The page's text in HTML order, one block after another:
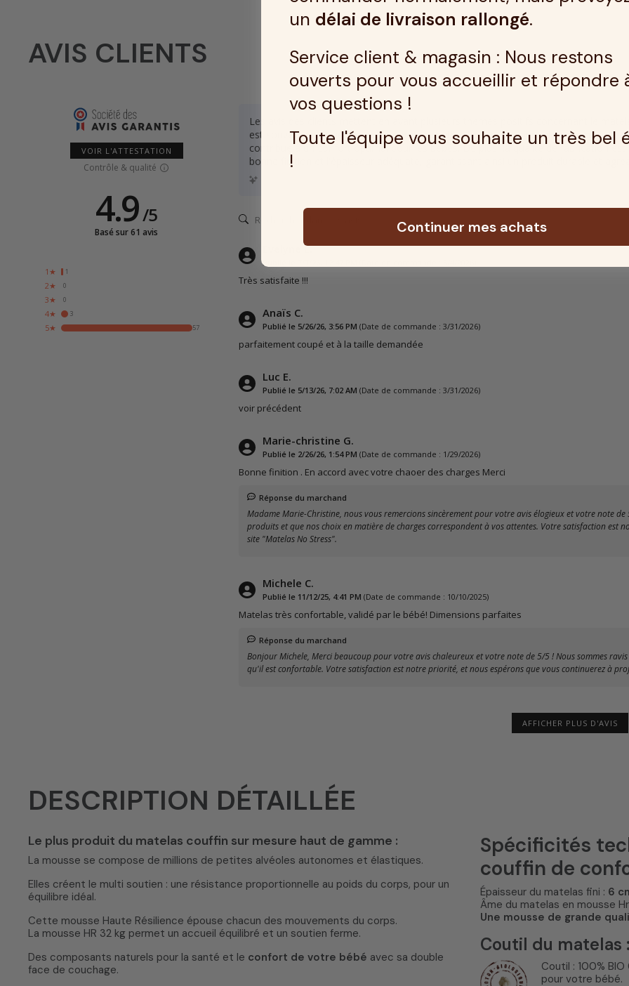
AVIS CLIENTS
VOIR L'ATTESTATION
Contrôle & qualité
1
1★
0
2★
0
3★
3
4★
57
5★
4.9/5
Basé sur 61 avis
Les avis des clients mettent en avant plusieurs thèmes positifs concernant le
est souvent soulignée, avec de nombreux utilisateurs mentionnant que le
contribue à un confort optimal pour les bébés. De plus, la qualité de fabrication
bonne finition et l'épaisseur adéquate, garantissant ainsi un produit durable et
Evelyne E.
Publié le 7/7/26, 12:47 PM
Très satisfaite !!!
Anaïs C.
Publié le 5/26/26, 3:56 PM (Date de commande : 3/31/2026)
parfaitement coupé et à la taille demandée
Luc E.
Publié le 5/13/26, 7:02 AM (Date de commande : 3/31/2026)
voir précédent
Marie-christine G.
Publié le 2/26/26, 1:54 PM (Date de commande : 1/29/2026)
Bonne finition . En accord avec votre chaoer des charges Merci
Réponse du marchand
Madame Marie-Christine, nous vous remercions sincèrement pour votre avis élogieux et votre note
produits et que nos choix en matière de charges correspondent à vos attentes. Votre satisfaction
site "Matelas No Stress".
Michele C.
Publié le 11/12/25, 4:41 PM (Date de commande : 10/10/2025)
Matelas très confortable, validé par le bébé! Dimensions parfaites
Réponse du marchand
Bonjour Michele, Merci beaucoup pour votre avis chaleureux et votre note de 5/5 ! Nous sommes
qu'il est confortable. Votre satisfaction est notre priorité, et nous espérons que vous continuerez à
AFFICHER PLUS D'AVIS
DESCRIPTION DÉTAILLÉE
Le plus produit du matelas couffin sur mesure haut de gamme :
La mousse se compose de millions de petites alvéoles autonomes et élastiques.
Elles créent le multi soutien : une résistance proportionnelle au poids du corps, pour un
équilibre idéal.
Cette mousse Haute Résilience épouse chacun des mouvements du corps.
La mousse HR 32 kg permet un accueil équilibré et un soutien ferme.
Des composants naturels pour la santé et le confort de votre bébé avec sa double
face de couchage.
Spécificités
couffin de
Épaisseur du matelas fini : 6
Âme du matelas en mousse
Une mousse de grande
Coutil du matelas :
Coutil : 100% BIO
pour votre bébé.
un délai de livraison rallongé.
Service client & magasin : Nous restons
ouverts pour vous accueillir et répondre
vos questions !
Toute l'équipe vous souhaite un très bel
!
Continuer mes achats